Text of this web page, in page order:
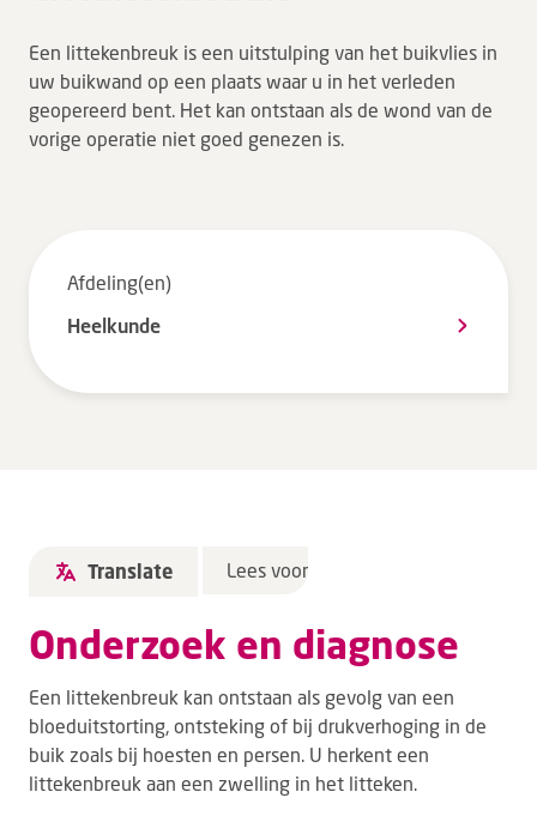
Uw ervaring telt
Uw gegevens
Wachttijden
Werken bij DZ
Leren
Een littekenbreuk is een uitstulping van het buikvlies in
uw buikwand op een plaats waar u in het verleden
geopereerd bent. Het kan ontstaan als de wond van de
vorige operatie niet goed genezen is.
Afdeling(en)
Heelkunde
Translate Lees voor
Onderzoek en diagnose
Een littekenbreuk kan ontstaan als gevolg van een
bloeduitstorting, ontsteking of bij drukverhoging in de
buik zoals bij hoesten en persen. U herkent een
littekenbreuk aan een zwelling in het litteken.